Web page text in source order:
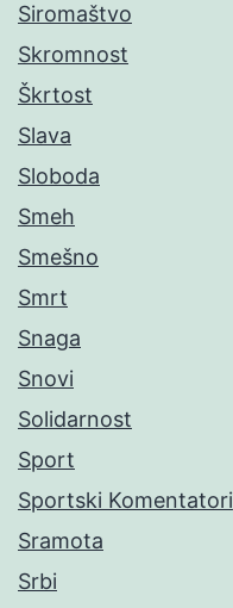
Siromaštvo
Skromnost
Škrtost
Slava
Sloboda
Smeh
Smešno
Smrt
Snaga
Snovi
Solidarnost
Sport
Sportski Komentatori
Sramota
Srbi